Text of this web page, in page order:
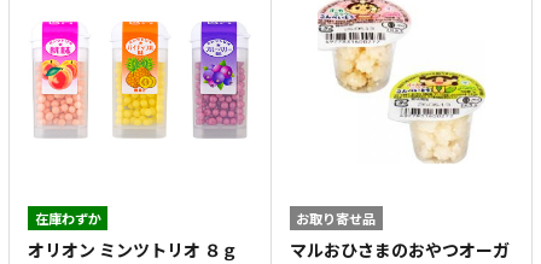
在庫わずか
オリオン ミンツトリオ ８ｇ
お取り寄せ品
マルおひさまのおやつオーガ